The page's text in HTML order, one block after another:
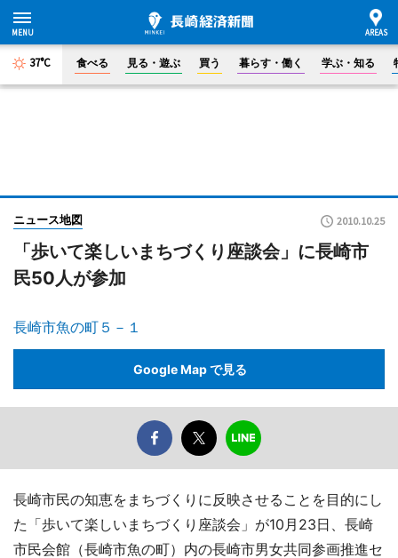
37°C 食べる 見る・遊ぶ 買う 暮らす・働く 学ぶ・知る
ニュース地図 2010.10.25
「歩いて楽しいまちづくり座談会」に長崎市
民50人が参加
長崎市魚の町５－１
Google Map で見る
長崎市民の知恵をまちづくりに反映させることを目的にし
た「歩いて楽しいまちづくり座談会」が10月23日、長崎
市民会館（長崎市魚の町）内の長崎市男女共同参画推進セ